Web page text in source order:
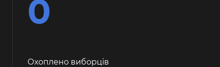
0
Охоплено виборців